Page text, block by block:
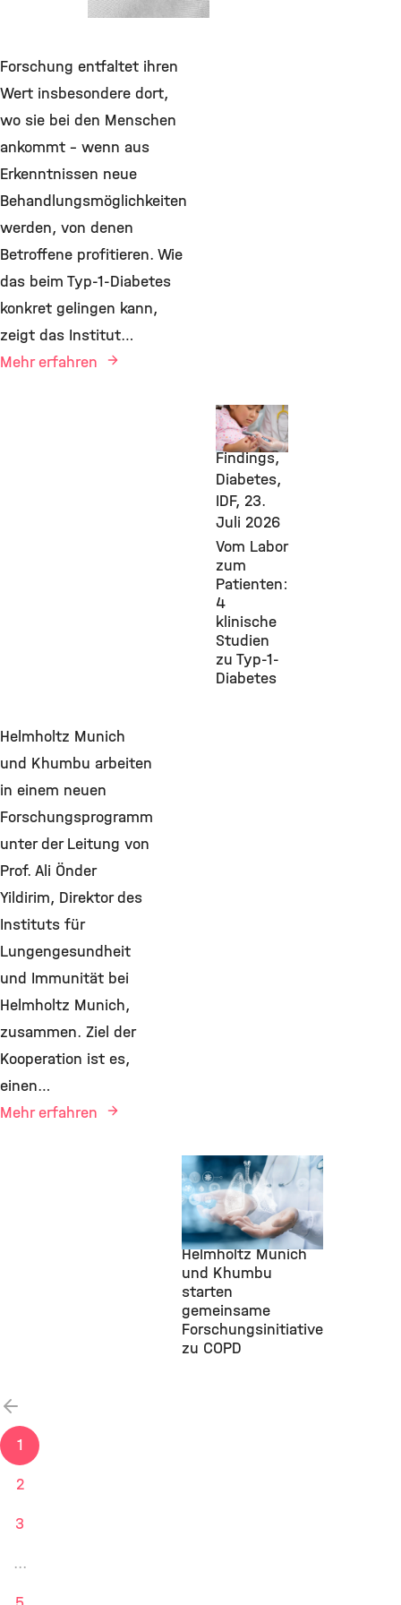
Cryo
New
Research
Findings,
Diabetes,
IDF, 23.
Juli 2026
Vom Labor
zum
Patienten:
4
klinische
Studien
zu Typ-1-
Diabetes
Forschung entfaltet ihren
Wert insbesondere dort,
wo sie bei den Menschen
ankommt – wenn aus
Erkenntnissen neue
Behandlungsmöglichkeiten
werden, von denen
Betroffene profitieren. Wie
das beim Typ-1-Diabetes
konkret gelingen kann,
zeigt das Institut…
Mehr erfahren
Transfer,
Environmental
Health, LHI,17. Juli
2026
Helmholtz Munich
und Khumbu
starten
gemeinsame
Forschungsinitiative
zu COPD
Helmholtz Munich
und Khumbu arbeiten
in einem neuen
Forschungsprogramm
unter der Leitung von
Prof. Ali Önder
Yildirim, Direktor des
Instituts für
Lungengesundheit
und Immunität bei
Helmholtz Munich,
zusammen. Ziel der
Kooperation ist es,
einen…
Mehr erfahren
vorherige
1
2
3
...